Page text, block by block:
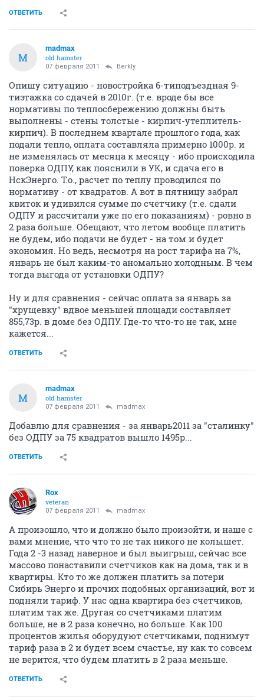
ОТВЕТИТЬ
M
madmax
old hamster
07 февраля 2011 Berkly
Опишу ситуацию - новостройка 6-типодъездная 9-
тиэтажка со сдачей в 2010г. (т.е. вроде бы все
нормативы по теплосбережению должны быть
выполнены - стены толстые - кирпич-утеплитель-
кирпич). В последнем квартале прошлого года, как
подали тепло, оплата составляла примерно 1000р. и
не изменялась от месяца к месяцу - ибо происходила
поверка ОДПУ, как пояснили в УК, и сдача его в
НскЭнерго. Т.о., расчет по теплу проводился по
нормативу - от квадратов. А вот в пятницу забрал
квиток и удивился сумме по счетчику (т.е. сдали
ОДПУ и рассчитали уже по его показаниям) - ровно в
2 раза больше. Обещают, что летом вообще платить
не будем, ибо подачи не будет - на том и будет
экономия. Но ведь, несмотря на рост тарифа на 7%,
январь не был каким-то аномально холодным. В чем
тогда выгода от установки ОДПУ?
Ну и для сравнения - сейчас оплата за январь за
"хрущевку" вдвое меньшей площади составляет
855,73р. в доме без ОДПУ. Где-то что-то не так, мне
кажется...
ОТВЕТИТЬ
M
madmax
old hamster
07 февраля 2011 madmax
Добавлю для сравнения - за январь2011 за "сталинку"
без ОДПУ за 75 квадратов вышло 1495р...
ОТВЕТИТЬ
Rox
veteran
07 февраля 2011 madmax
А произошло, что и должно было произойти, и наше с
вами мнение, что что то не так никого не колышет.
Года 2 -3 назад наверное и был выигрыш, сейчас все
массово понаставили счетчиков как на дома, так и в
квартиры. Кто то же должен платить за потери
Сибирь Энерго и прочих подобных организаций, вот и
подняли тариф. У нас одна квартира без счетчиков,
платим так же. Другая со счетчиками платим
больше, не в 2 раза конечно, но больше. Как 100
процентов жилья оборудуют счетчиками, поднимут
тариф раза в 2 и будет всем счастье, ну как то совсем
не верится, что будем платить в 2 раза меньше.
ОТВЕТИТЬ